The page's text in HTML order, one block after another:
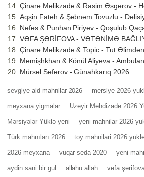
Çinarə Məlikzadə & Rasim Əsgərov -
Aqşin Fateh & Şəbnəm Tovuzlu -
Nəfəs & Punhan Piriyev - Qoşulub
VƏFA ŞƏRİFOVA - VƏTƏNİMƏ
Çinarə Məlikzade & Topic - Tut
Memişhkhan & Könül Aliyeva -
Mürsəl Səfərov - Günahkarıq 2026
sevgiye aid mahnilar 2026 mersiye 2026
meyxana yigmalar Uzeyir Mehdizade 2026
Mərsiyələr Yüklə yeni yeni mahnilar 2026
Türk mahnıları 2026 toy mahnilari 2026 yukle
2026 meyxana vuqar seda 2020 yeni
aydin sani bir gul allahu allah vəfa şərifova